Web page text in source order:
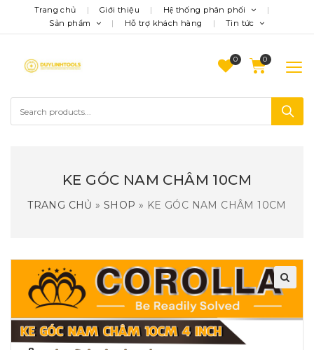
Trang chủ Giới thiệu
Hệ thống phân phối
Sản phẩm
Hỗ trợ khách hàng Tin tức
0
KE GÓC NAM CHÂM 10CM
TRANG CHỦ » SHOP » KE GÓC NAM CHÂM 10CM